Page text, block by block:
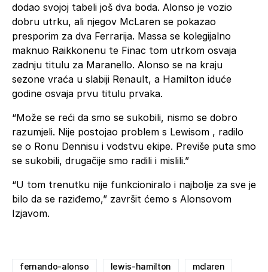
dodao svojoj tabeli još dva boda. Alonso je vozio
dobru utrku, ali njegov McLaren se pokazao
presporim za dva Ferrarija. Massa se kolegijalno
maknuo Raikkonenu te Finac tom utrkom osvaja
zadnju titulu za Maranello. Alonso se na kraju
sezone vraća u slabiji Renault, a Hamilton iduće
godine osvaja prvu titulu prvaka.
“Može se reći da smo se sukobili, nismo se dobro
razumjeli. Nije postojao problem s Lewisom , radilo
se o Ronu Dennisu i vodstvu ekipe. Previše puta smo
se sukobili, drugačije smo radili i mislili.”
“U tom trenutku nije funkcioniralo i najbolje za sve je
bilo da se raziđemo,” završit ćemo s Alonsovom
Izjavom.
fernando-alonso lewis-hamilton mclaren